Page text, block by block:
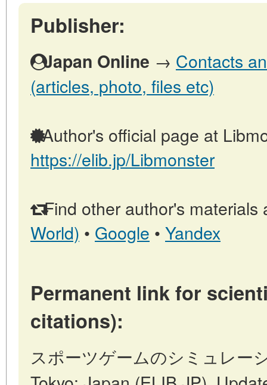
Publisher:
Japan Online → Contacts
(articles, photo, files etc)
Author's official page at
https://elib.jp/Libmonster
Find other author's materials
World) • Google • Yandex
Permanent link for
citations):
スポーツゲームのシミュレー